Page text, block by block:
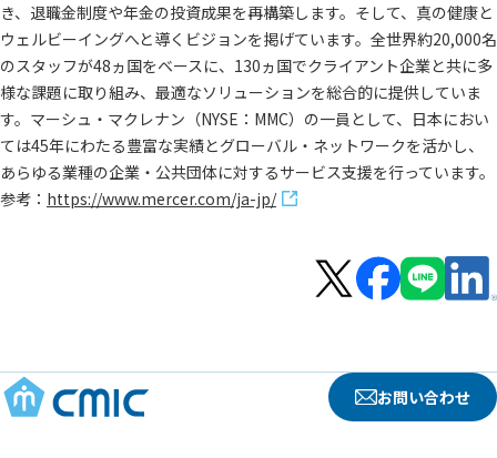
き、退職金制度や年金の投資成果を再構築します。そして、真の健康と
ウェルビーイングへと導くビジョンを掲げています。全世界約20,000名
のスタッフが48ヵ国をベースに、130ヵ国でクライアント企業と共に多
様な課題に取り組み、最適なソリューションを総合的に提供していま
す。マーシュ・マクレナン（NYSE：MMC）の一員として、日本におい
ては45年にわたる豊富な実績とグローバル・ネットワークを活かし、
あらゆる業種の企業・公共団体に対するサービス支援を行っています。
参考： https://www.mercer.com/ja-jp/
お問い合わせ